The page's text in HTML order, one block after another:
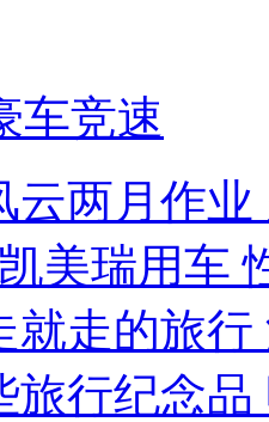
车竞速
云两月作
美瑞用车
就走的旅
旅行纪念